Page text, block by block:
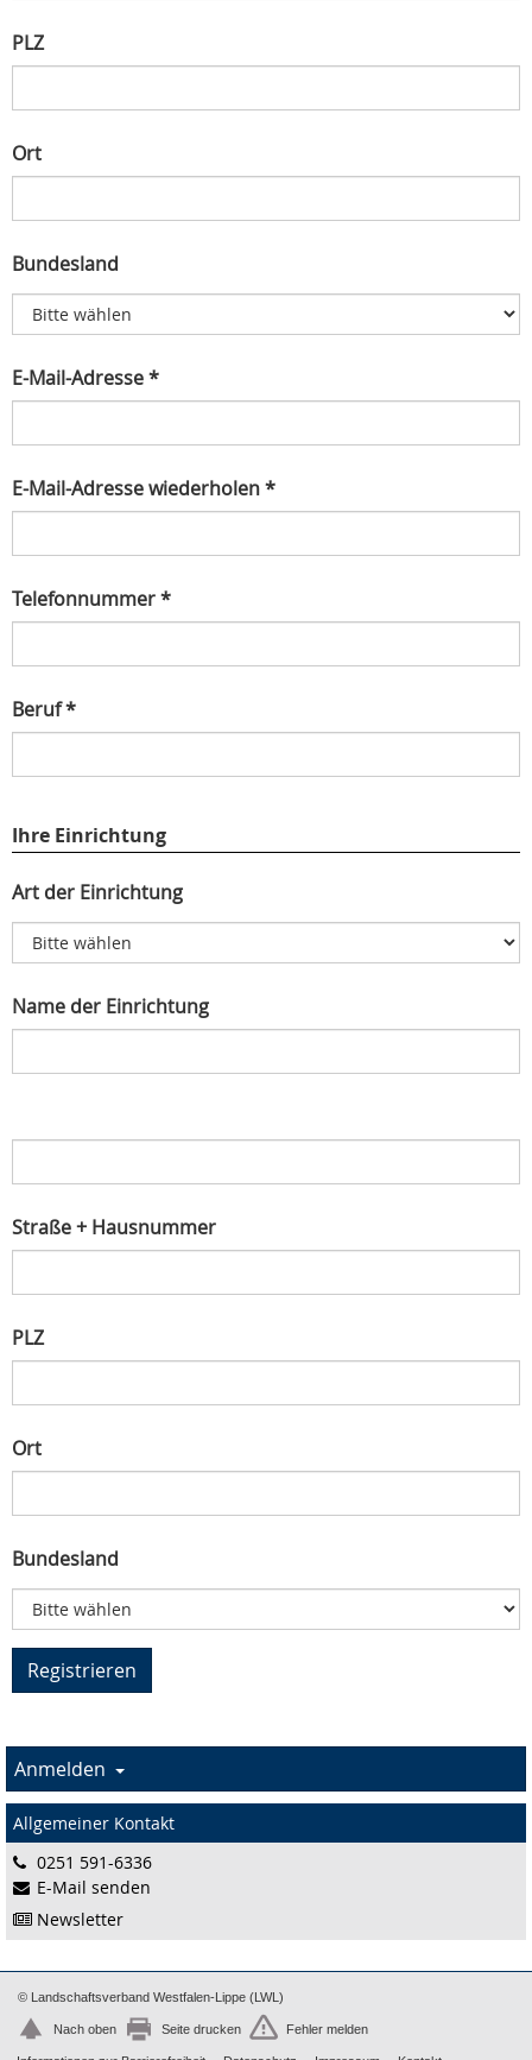
PLZ
Ort
Bundesland
E-Mail-Adresse *
E-Mail-Adresse wiederholen *
Telefonnummer *
Beruf *
Ihre Einrichtung
Art der Einrichtung
Name der Einrichtung
Straße + Hausnummer
PLZ
Ort
Bundesland
Anmelden
Allgemeiner Kontakt
0251 591-6336
E-Mail senden
Newsletter
© Landschaftsverband Westfalen-Lippe (LWL)
Nach oben Seite drucken Fehler melden